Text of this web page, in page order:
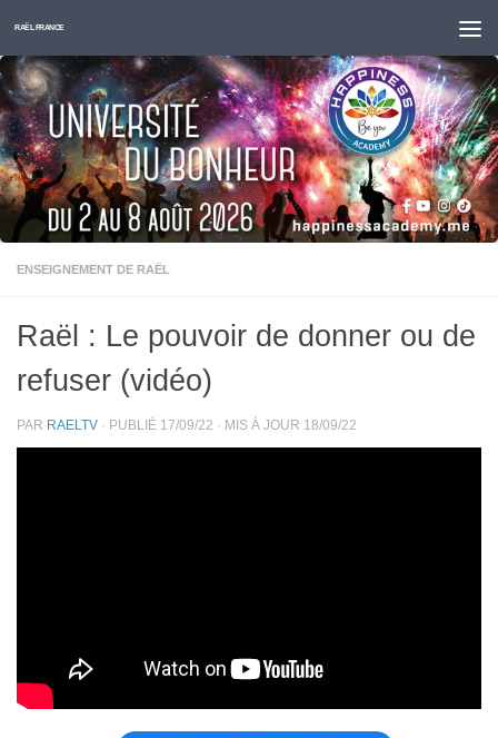
Skip to content
RAËL FRANCE
ENSEIGNEMENT DE RAËL
Raël : Le pouvoir de donner ou de
refuser (vidéo)
PAR RAELTV · PUBLIÉ 17/09/22 · MIS À JOUR 18/09/22